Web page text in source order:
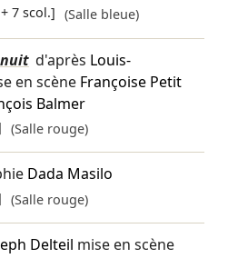
7 scol.] (Salle bleue)
d'après Louis-
en scène Françoise Petit
Balmer
(Salle rouge)
Dada Masilo
(Salle rouge)
Delteil mise en scène